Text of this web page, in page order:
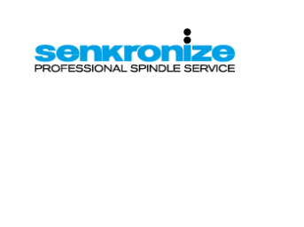
Home Ürünlerimiz vPod